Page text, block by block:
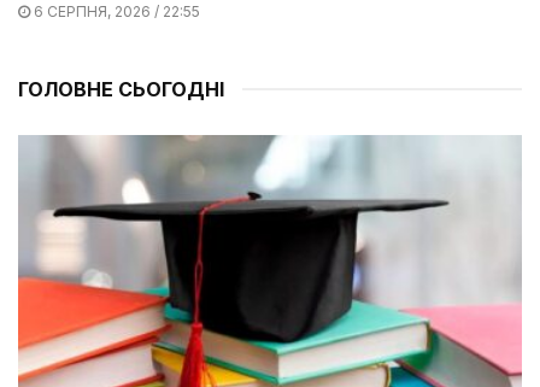
6 СЕРПНЯ, 2026 / 22:55
ГОЛОВНЕ СЬОГОДНІ